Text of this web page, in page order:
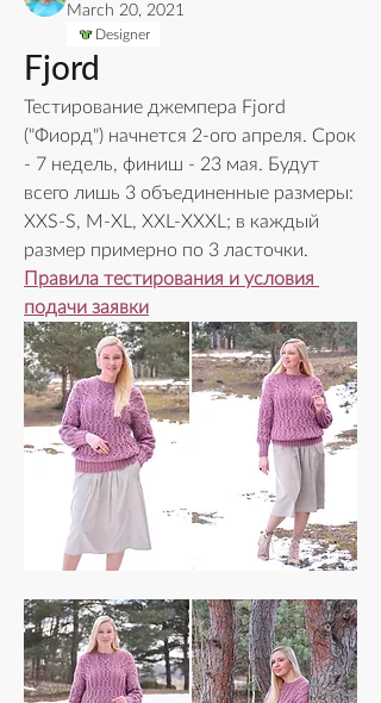
March 20, 2021
Designer
Fjord
Тестирование джемпера Fjord
("Фиорд") начнется 2-ого апреля. Срок
- 7 недель, финиш - 23 мая. Будут
всего лишь 3 объединенные размеры:
XXS-S, M-XL, XXL-XXXL; в каждый
размер примерно по 3 ласточки.
Правила тестирования и условия
подачи заявки